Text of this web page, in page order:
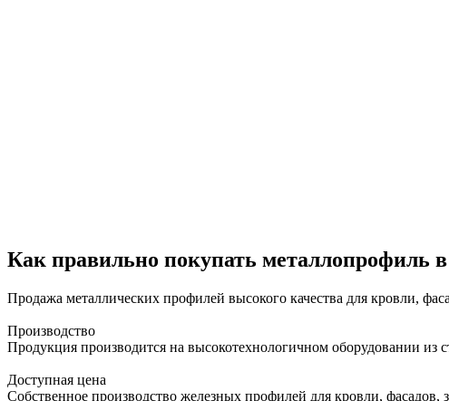
Как правильно покупать металлопрофиль
Продажа металлических профилей высокого качества для кровли,
Производство
Продукция производится на высокотехнологичном оборудовании из
Доступная цена
Собственное производство железных профилей для кровли, фасадов,